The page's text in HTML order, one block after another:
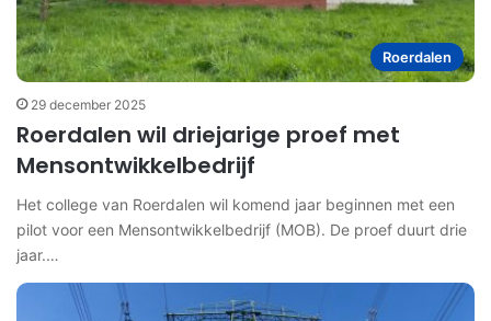
Roerdalen
29 december 2025
Roerdalen wil driejarige proef met
Mensontwikkelbedrijf
Het college van Roerdalen wil komend jaar beginnen met een
pilot voor een Mensontwikkelbedrijf (MOB). De proef duurt drie
jaar.…